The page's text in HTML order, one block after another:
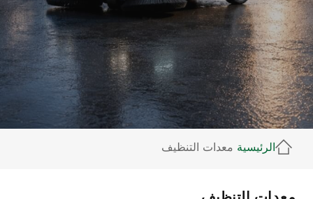
الرئيسية معدات التنظيف